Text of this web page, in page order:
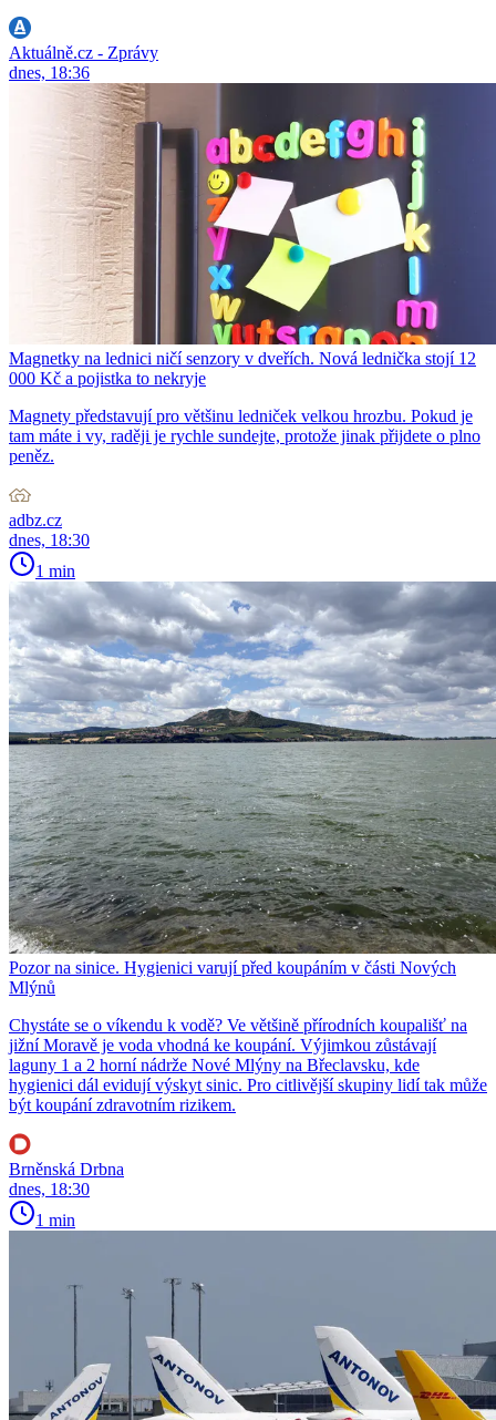
Aktuálně.cz - Zprávy
dnes, 18:36
Magnetky na lednici ničí senzory v dveřích. Nová lednička stojí 12
000 Kč a pojistka to nekryje
Magnety představují pro většinu ledniček velkou hrozbu. Pokud je
tam máte i vy, raději je rychle sundejte, protože jinak přijdete o plno
peněz.
adbz.cz
dnes, 18:30
1 min
Pozor na sinice. Hygienici varují před koupáním v části Nových
Mlýnů
Chystáte se o víkendu k vodě? Ve většině přírodních koupališť na
jižní Moravě je voda vhodná ke koupání. Výjimkou zůstávají
laguny 1 a 2 horní nádrže Nové Mlýny na Břeclavsku, kde
hygienici dál evidují výskyt sinic. Pro citlivější skupiny lidí tak může
být koupání zdravotním rizikem.
Brněnská Drbna
dnes, 18:30
1 min